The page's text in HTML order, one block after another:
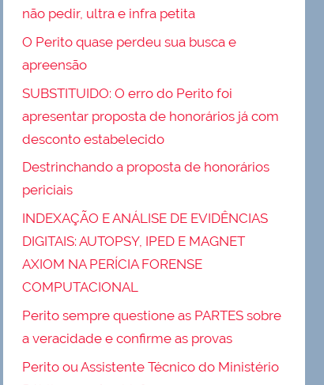
não pedir, ultra e infra petita
O Perito quase perdeu sua busca e
apreensão
SUBSTITUIDO: O erro do Perito foi
apresentar proposta de honorários já com
desconto estabelecido
Destrinchando a proposta de honorários
periciais
INDEXAÇÃO E ANÁLISE DE EVIDÊNCIAS
DIGITAIS: AUTOPSY, IPED E MAGNET
AXIOM NA PERÍCIA FORENSE
COMPUTACIONAL
Perito sempre questione as PARTES sobre
a veracidade e confirme as provas
Perito ou Assistente Técnico do Ministério